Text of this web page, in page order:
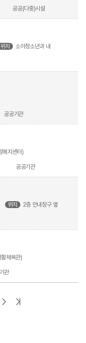
공공(다중)시설
위치 소아청소년과 내
공공기관
복지센터)
공공기관
위치 2층 안내창구 옆
체육관)
관
다 마